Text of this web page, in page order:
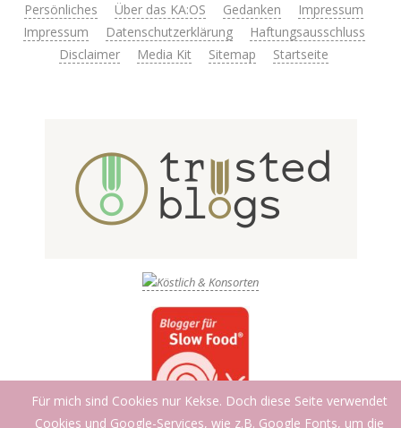
Persönliches
Über das KA:OS Gedanken
Impressum
Impressum
Datenschutzerklärung
Haftungsausschluss
Disclaimer
Media Kit Sitemap Startseite
Für mich sind Cookies nur Kekse. Doch diese Seite verwendet
Cookies und Google-Services, wie z.B. Google Fonts, um die